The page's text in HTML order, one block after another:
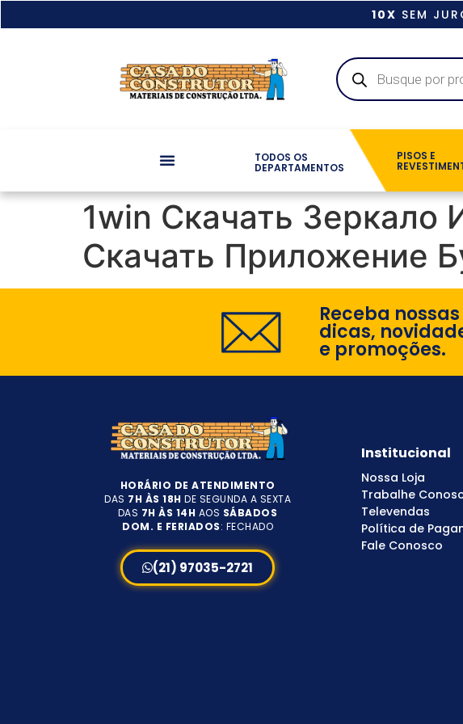
10X SEM
TODOS OS
DEPARTAMENTOS
PISOS E
1win Скачать Зеркало
Скачать Приложение
Receba nossas
dicas,
e promoções.
HORÁRIO DE ATENDIMENTO
DAS 7H ÀS 18H DE SEGUNDA A SEXTA
DAS 7H ÀS 14H AOS SÁBADOS
DOM. E FERIADOS: FECHADO
(21) 97035-2721
Institucional
Nossa Loja
Trabalhe
Televendas
Política de
Fale Conosco